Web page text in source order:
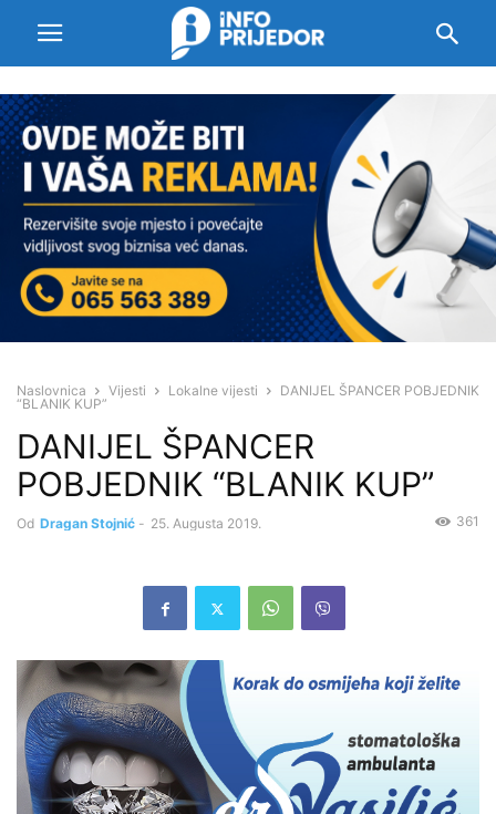
Naslovnica Vijesti Lokalne vijesti
DANIJEL ŠPANCER POBJEDNIK
“BLANIK KUP”
DANIJEL ŠPANCER
POBJEDNIK “BLANIK KUP”
Od Dragan Stojnić - 25. Augusta 2019. 361